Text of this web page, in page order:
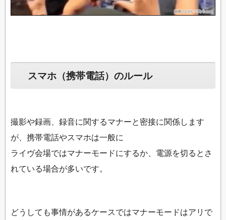
スマホ（携帯電話）のルール
撮影や録画、録音に関するマナーと密接に関係します
が、携帯電話やスマホは一般に
ライヴ会場ではマナーモードにするか、電源を切るとさ
れている場合が多いです。
どうしても事情があるケースではマナーモードはアリで